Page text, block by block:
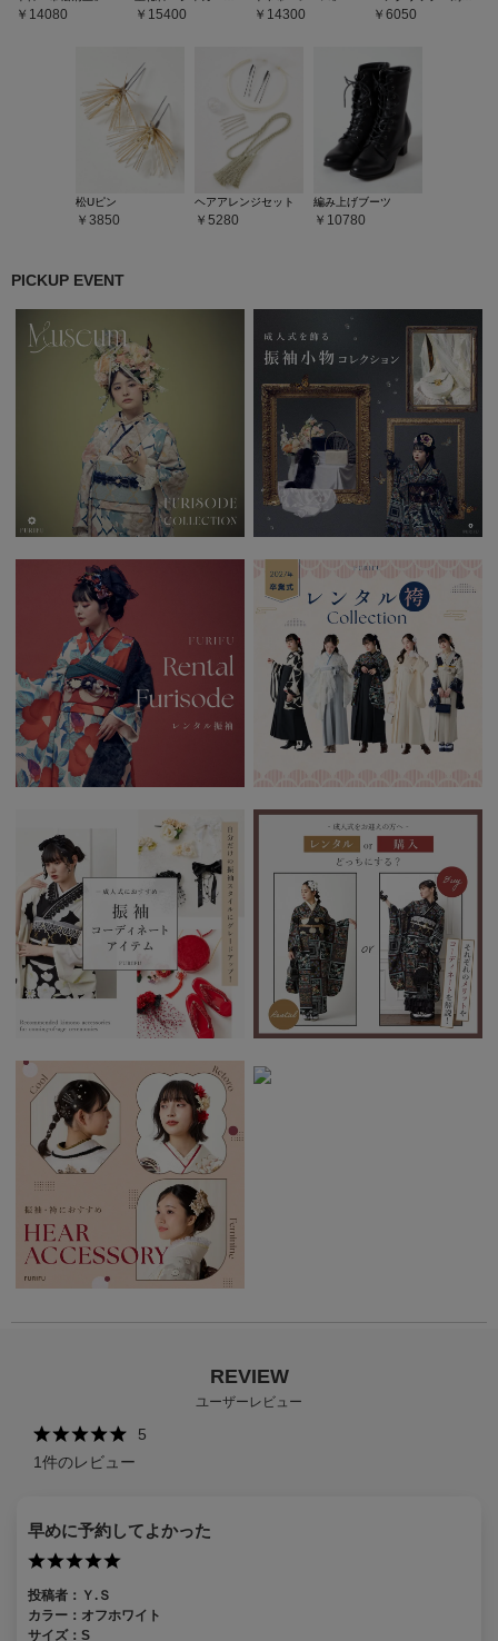
14080 15400 14300 6050
松Uピン
3850
ヘアアレンジセット
5280
編み上げブーツ
10780
PICKUP EVENT
REVIEW
ユーザーレビュー
5
1件のレビュー
早めに予約してよかった
投稿者： Ｙ.Ｓ
カラー： オフホワイト
サイズ： S